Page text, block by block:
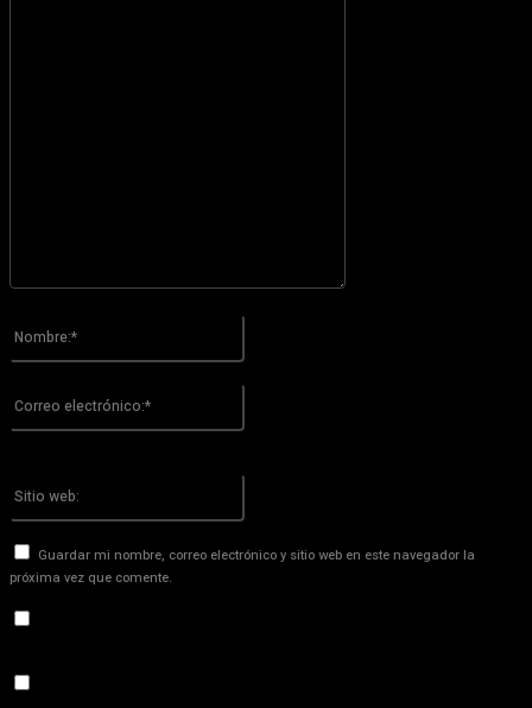
Nombre:*
Correo
Sitio
Guardar mi nombre, correo electrónico y sitio web en este navegador la
próxima vez que comente.